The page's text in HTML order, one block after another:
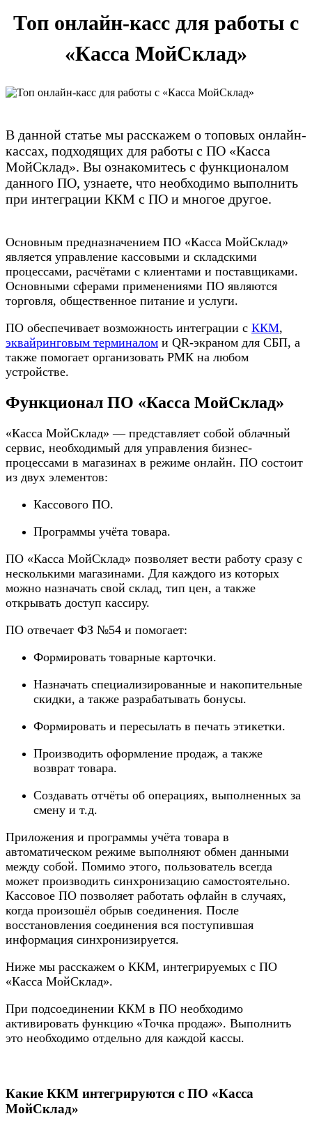
Топ онлайн-касс для работы с
«Касса МойСклад»
В данной статье мы расскажем о топовых онлайн-
кассах, подходящих для работы с ПО «Касса
МойСклад». Вы ознакомитесь с функционалом
данного ПО, узнаете, что необходимо выполнить
при интеграции ККМ с ПО и многое другое.
Основным предназначением ПО «Касса МойСклад»
является управление кассовыми и складскими
процессами, расчётами с клиентами и поставщиками.
Основными сферами применениями ПО являются
торговля, общественное питание и услуги.
ПО обеспечивает возможность интеграции с ККМ,
эквайринговым терминалом и QR-экраном для СБП, а
также помогает организовать РМК на любом
устройстве.
Функционал ПО «Касса МойСклад»
«Касса МойСклад» — представляет собой облачный
сервис, необходимый для управления бизнес-
процессами в магазинах в режиме онлайн. ПО состоит
из двух элементов:
Кассового ПО.
Программы учёта товара.
ПО «Касса МойСклад» позволяет вести работу сразу с
несколькими магазинами. Для каждого из которых
можно назначать свой склад, тип цен, а также
открывать доступ кассиру.
ПО отвечает ФЗ №54 и помогает:
Формировать товарные карточки.
Назначать специализированные и накопительные
скидки, а также разрабатывать бонусы.
Формировать и пересылать в печать этикетки.
Производить оформление продаж, а также
возврат товара.
Создавать отчёты об операциях, выполненных за
смену и т.д.
Приложения и программы учёта товара в
автоматическом режиме выполняют обмен данными
между собой. Помимо этого, пользователь всегда
может производить синхронизацию самостоятельно.
Кассовое ПО позволяет работать офлайн в случаях,
когда произошёл обрыв соединения. После
восстановления соединения вся поступившая
информация синхронизируется.
Ниже мы расскажем о ККМ, интегрируемых с ПО
«Касса МойСклад».
При подсоединении ККМ в ПО необходимо
активировать функцию «Точка продаж». Выполнить
это необходимо отдельно для каждой кассы.
Какие ККМ интегрируются с ПО «Касса
МойСклад»